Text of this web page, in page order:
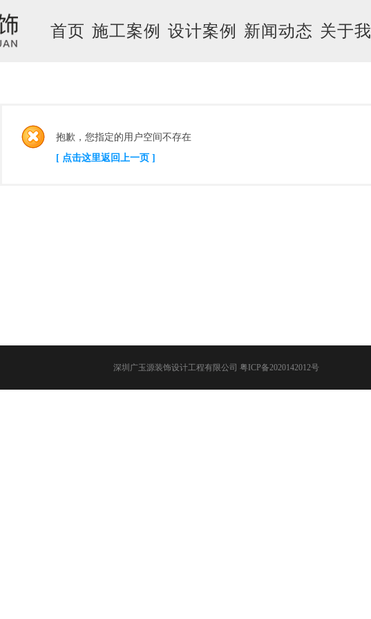
首页 施工案例 设计案例 新闻动态 关于
抱歉，您指定的用户空间不存在
[ 点击这里返回上一页 ]
深圳广玉源装饰设计工程有限公司 粤ICP备2020142012号